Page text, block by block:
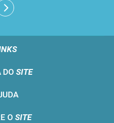
DO SITE
O SITE